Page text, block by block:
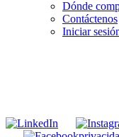
Dónde
Contáctenos
Iniciar